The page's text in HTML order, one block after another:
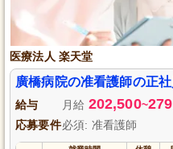
医療法人 楽天堂
廣橋病院の准看護師の正
給与 月給 202,500~
応募要件必須: 准看護師